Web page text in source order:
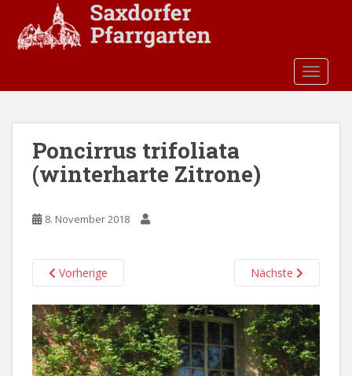
Poncirrus trifoliata
(winterharte Zitrone)
8. November 2018
Vorherige Nächste